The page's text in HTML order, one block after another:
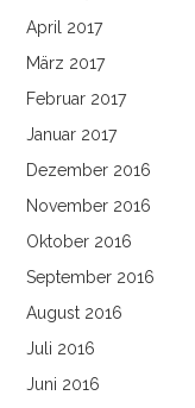
April 2017
März 2017
Februar 2017
Januar 2017
Dezember 2016
November 2016
Oktober 2016
September 2016
August 2016
Juli 2016
Juni 2016